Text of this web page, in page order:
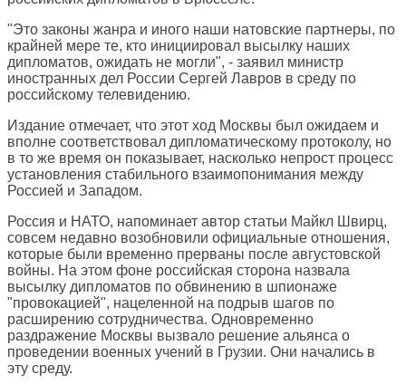
"Это законы жанра и иного наши натовские партнеры, по
крайней мере те, кто инициировал высылку наших
дипломатов, ожидать не могли", - заявил министр
иностранных дел России Сергей Лавров в среду по
российскому телевидению.
Издание отмечает, что этот ход Москвы был ожидаем и
вполне соответствовал дипломатическому протоколу, но
в то же время он показывает, насколько непрост процесс
установления стабильного взаимопонимания между
Россией и Западом.
Россия и НАТО, напоминает автор статьи Майкл Швирц,
совсем недавно возобновили официальные отношения,
которые были временно прерваны после августовской
войны. На этом фоне российская сторона назвала
высылку дипломатов по обвинению в шпионаже
"провокацией", нацеленной на подрыв шагов по
расширению сотрудничества. Одновременно
раздражение Москвы вызвало решение альянса о
проведении военных учений в Грузии. Они начались в
эту среду.